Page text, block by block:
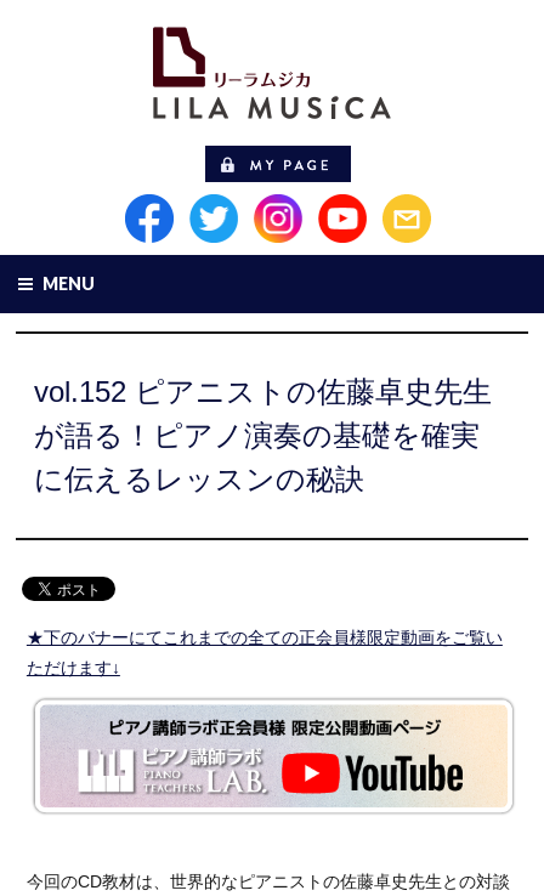
MENU
vol.152 ピアニストの佐藤卓史先生
が語る！ピアノ演奏の基礎を確実
に伝えるレッスンの秘訣
★下のバナーにてこれまでの全ての正会員様限定動画をご覧い
ただけます↓
今回のCD教材は、世界的なピアニストの佐藤卓史先生との対談